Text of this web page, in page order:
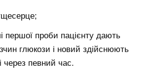
першої проби пацієнту дають
глюкози і новий здійснюють
через певний час.